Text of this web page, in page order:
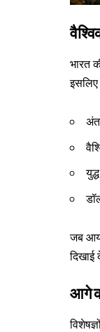
भारत
इसलिए
जब
दिखाई
आगे